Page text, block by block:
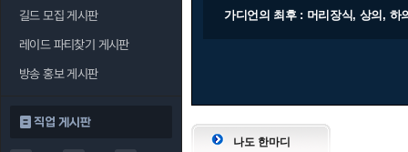
길드 모집 게시판
레이드 파티찾기 게시판
방송 홍보 게시판
직업 게시판
가디언의 최후 : 머리장식, 상의, 하
나도 한마디